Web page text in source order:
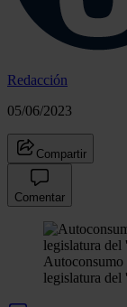
Redacción
05/06/2023
Compartir
Comentar
Autoconsumo
legislatura del